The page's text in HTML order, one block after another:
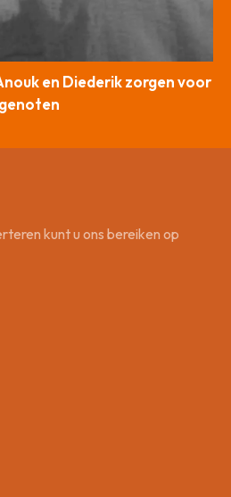
en Diederik zorgen voor
kunt u ons bereiken op